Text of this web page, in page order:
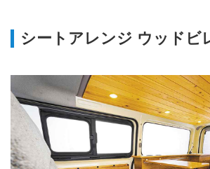
シートアレンジ ウッドビ